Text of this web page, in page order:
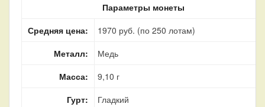
Параметры монеты
Средняя цена:
1970 руб. (по 250 лотам)
Металл:
Медь
Масса:
9,10 г
Гурт:
Гладкий